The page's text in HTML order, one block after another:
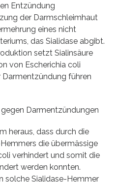
Entzündung
der Darmschleimhaut
eines nicht
das Sialidase abgibt.
setzt Sialinsäure
von Escherichia coli
führen
Darmentzündungen
heraus, dass durch die
die übermässige
verhindert und somit die
werden konnten.
solche Sialidase-Hemmer